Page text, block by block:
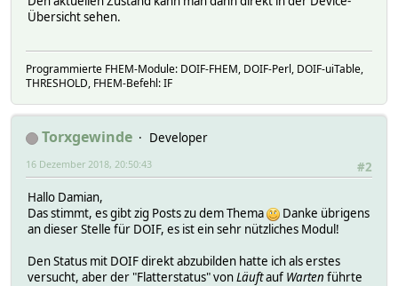
Übersicht sehen.
Programmierte FHEM-Module: DOIF-FHEM, DOIF-Perl, DOIF-uiTable,
THRESHOLD, FHEM-Befehl: IF
Torxgewinde
Developer
#2
16 Dezember 2018, 20:50:43
Hallo Damian,
Das stimmt, es gibt zig Posts zu dem Thema
Danke übrigens
an dieser Stelle für DOIF, es ist ein sehr nützliches Modul!
Den Status mit DOIF direkt abzubilden hatte ich als erstes
versucht, aber der "Flatterstatus" vonLäuftauf Warten führte